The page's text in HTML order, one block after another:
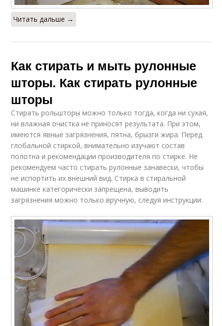
Читать дальше →
Как стирать и мыть рулонные
шторы. Как стирать рулонные
шторы
Стирать рольшторы можно только тогда, когда ни сухая,
ни влажная очистка не приносят результата. При этом,
имеются явные загрязнения, пятна, брызги жира. Перед
глобальной стиркой, внимательно изучают состав
полотна и рекомендации производителя по стирке. Не
рекомендуем часто стирать рулонные занавески, чтобы
не испортить их внешний вид. Стирка в стиральной
машинке категорически запрещена, выводить
загрязнения можно только вручную, следуя инструкции: